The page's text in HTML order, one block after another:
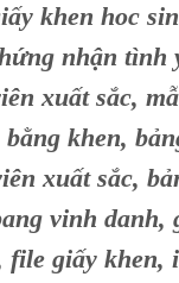
khen hoc
nhận tình
xuất sắc,
khen,
xuất sắc,
vinh danh,
file giấy khen,